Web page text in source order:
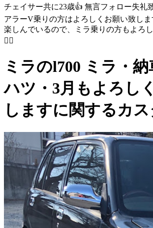
チェイサー共に23歳👍 無言フォロー失礼
アラーV乗りの方はよろしくお願い致し
楽しんでいるので、ミラ乗りの方もよろ
🙇‍♂️
ミラのl700 ミラ・
ハツ・3月もよろし
しますに関するカス